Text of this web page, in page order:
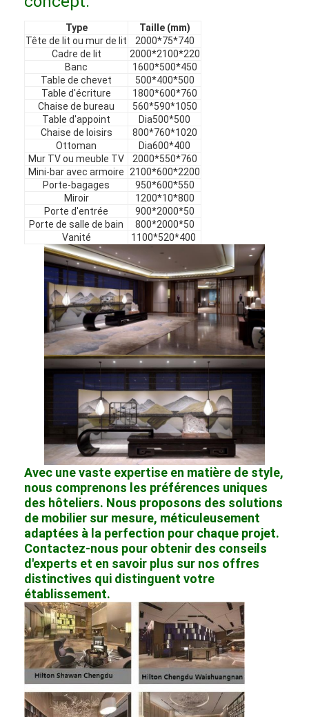
Type
Taille (mm)
Tête de lit ou mur de lit
2000*75*740
Cadre de lit
2000*2100*220
Banc
1600*500*450
Table de chevet
500*400*500
Table d'écriture
1800*600*760
Chaise de bureau
560*590*1050
Table d'appoint
Dia500*500
Chaise de loisirs
800*760*1020
Ottoman
Dia600*400
Mur TV ou meuble TV
2000*550*760
Mini-bar avec armoire
2100*600*2200
Porte-bagages
950*600*550
Miroir
1200*10*800
Porte d'entrée
900*2000*50
Porte de salle de bain
800*2000*50
Vanité
1100*520*400
Avec une vaste expertise en matière de style,
nous comprenons les préférences uniques
des hôteliers. Nous proposons des solutions
de mobilier sur mesure, méticuleusement
adaptées à la perfection pour chaque projet.
Contactez-nous pour obtenir des conseils
d'experts et en savoir plus sur nos offres
distinctives qui distinguent votre
établissement.